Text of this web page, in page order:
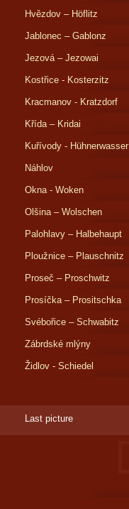
Hvězdov – Höflitz
Jablonec – Gablonz
Jezová – Jezowai
Kostřice - Kosterzitz
Kracmanov - Kratzdorf
Křída – Kridai
Kuřívody - Hühnerwasser
Náhlov
Okna - Woken
Olšina – Wolschen
Palohlavy – Halbehaupt
Ploužnice – Plauschnitz
Proseč – Proschwitz
Prosíčka – Prositschka
Svébořice – Schwabitz
Zábrdské mlýny
Židlov - Schiedel
Last picture